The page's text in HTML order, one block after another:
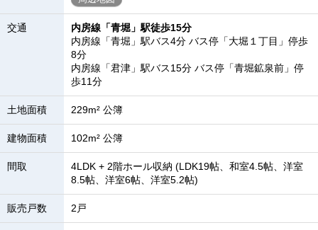
交通
内房線「青堀」駅徒歩15分
内房線「青堀」駅バス4分 バス停「大堀１丁目」停歩
8分
内房線「君津」駅バス15分 バス停「青堀鉱泉前」停
歩11分
土地面積 229m² 公簿
建物面積 102m² 公簿
間取
4LDK + 2階ホール収納 (LDK19帖、和室4.5帖、洋室
8.5帖、洋室6帖、洋室5.2帖)
販売戸数 2戸